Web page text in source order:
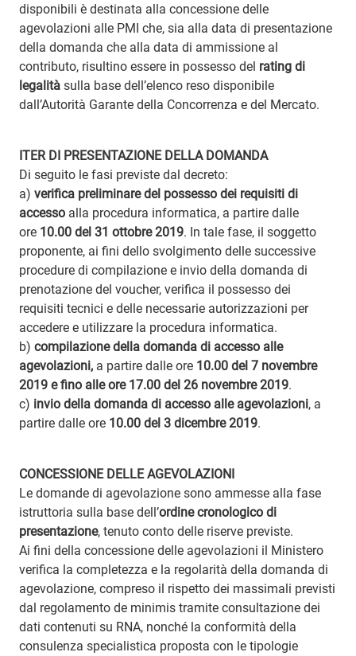
disponibili è destinata alla concessione delle
agevolazioni alle PMI che, sia alla data di presentazione
della domanda che alla data di ammissione al
contributo, risultino essere in possesso del rating di
legalità sulla base dell’elenco reso disponibile
dall’Autorità Garante della Concorrenza e del Mercato.
ITER DI PRESENTAZIONE DELLA DOMANDA
Di seguito le fasi previste dal decreto:
a) verifica preliminare del possesso dei requisiti di
accesso alla procedura informatica, a partire dalle
ore 10.00 del 31 ottobre 2019. In tale fase, il soggetto
proponente, ai fini dello svolgimento delle successive
procedure di compilazione e invio della domanda di
prenotazione del voucher, verifica il possesso dei
requisiti tecnici e delle necessarie autorizzazioni per
accedere e utilizzare la procedura informatica.
b) compilazione della domanda di accesso alle
agevolazioni, a partire dalle ore 10.00 del 7 novembre
2019 e fino alle ore 17.00 del 26 novembre 2019.
c) invio della domanda di accesso alle agevolazioni, a
partire dalle ore 10.00 del 3 dicembre 2019.
CONCESSIONE DELLE AGEVOLAZIONI
Le domande di agevolazione sono ammesse alla fase
istruttoria sulla base dell’ordine cronologico di
presentazione, tenuto conto delle riserve previste.
Ai fini della concessione delle agevolazioni il Ministero
verifica la completezza e la regolarità della domanda di
agevolazione, compreso il rispetto dei massimali previsti
dal regolamento de minimis tramite consultazione dei
dati contenuti su RNA, nonché la conformità della
consulenza specialistica proposta con le tipologie